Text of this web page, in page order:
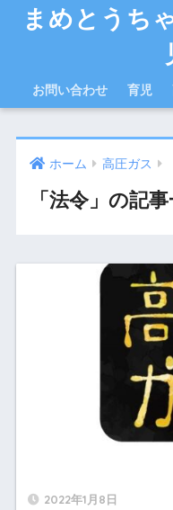
まめとうち
お問い合わせ 育児
ホーム 高圧ガス
「法令」の記
2022年1月8日